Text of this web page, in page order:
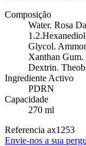
Composição
Water. Rosa
Glycol.
Xanthan
Dextrin.
Ingrediente Activo
PDRN
Capacidade
270 ml
Referencia ax1253
Envie-nos a sua